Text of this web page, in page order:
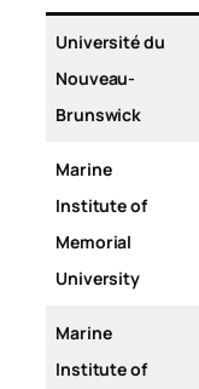
Université du
Nouveau-
Brunswick
Marine
Institute of
Memorial
University
Marine
Institute of